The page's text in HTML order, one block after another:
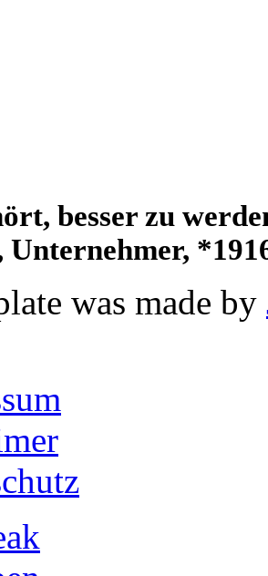
besser zu
Unternehmer,
was made by